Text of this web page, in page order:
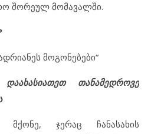
შორეულ მომავალში.
მოგონებები“
თანამედროვე
ჯერაც ჩანასახის